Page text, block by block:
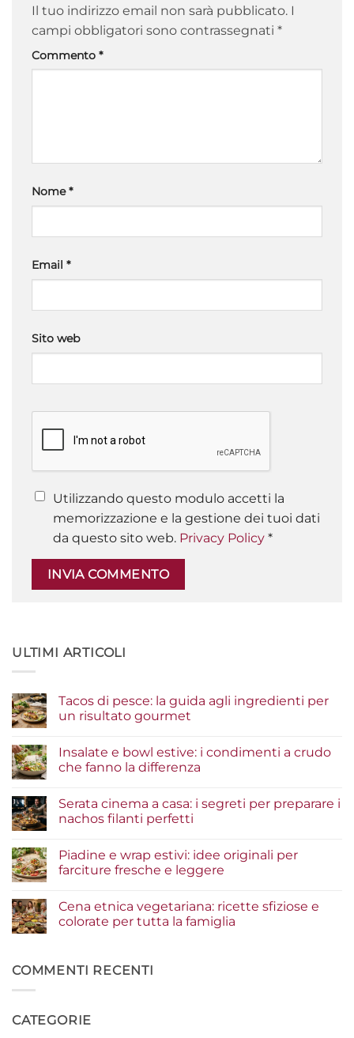
Il tuo indirizzo email non sarà pubblicato. I
campi obbligatori sono contrassegnati *
Commento *
Nome*
Email *
Sito web
Utilizzando questo modulo accetti la
memorizzazione e la gestione dei tuoi dati
da questo sito web. Privacy Policy *
ULTIMI ARTICOLI
Tacos di pesce: la guida agli ingredienti per
un risultato gourmet
su
Tacos
di
guida
agli
ingredienti
risultato
gourmet
Insalate e bowl estive: i condimenti a crudo
che fanno la differenza
su
Insalate
e
condimenti
a
fanno
la
differenza
Serata cinema a casa: i segreti per preparare i
nachos filanti perfetti
su
Serata
cinema
i
segreti
per
filanti
perfetti
Piadine e wrap estivi: idee originali per
farciture fresche e leggere
su
Piadine
e
originali
per
leggere
Cena etnica vegetariana: ricette sfiziose e
colorate per tutta la famiglia
Cena
etnica
e
COMMENTI RECENTI
CATEGORIE